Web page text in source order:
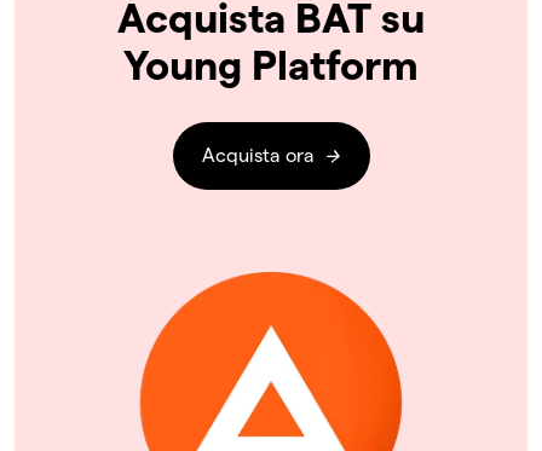
Acquista BAT su
Young Platform
Acquista ora